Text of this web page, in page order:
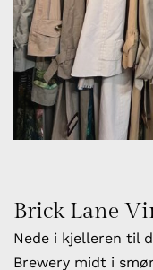
Brick Lane
Nede i kjelleren til
Brewery midt i